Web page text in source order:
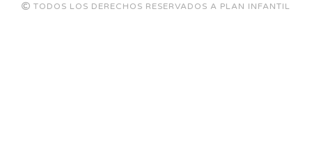
TODOS LOS DERECHOS RESERVADOS A PLAN INFANTIL